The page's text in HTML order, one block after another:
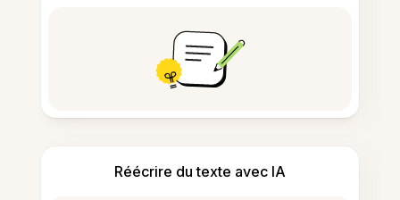
Réécrire du texte avec IA